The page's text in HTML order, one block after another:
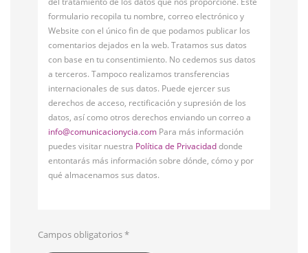
formulario recopila tu nombre, correo electrónico y
Website con el único fin de que podamos publicar los
comentarios dejados en la web. Tratamos sus datos
con base en tu consentimiento. No cedemos sus datos
a terceros. Tampoco realizamos transferencias
internacionales de sus datos. Puede ejercer sus
derechos de acceso, rectificación y supresión de los
datos, así como otros derechos enviando un correo a
info@comunicacionycia.com Para más información
puedes visitar nuestra Política de Privacidaddonde
entontarás más información sobre dónde, cómo y por
qué almacenamos sus datos.
Campos obligatorios*